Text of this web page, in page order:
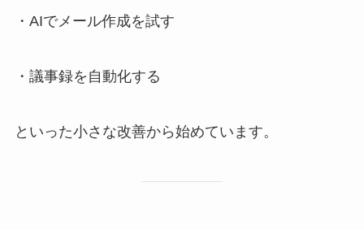
・AIでメール作成を試す
・議事録を自動化する
といった小さな改善から始めています。